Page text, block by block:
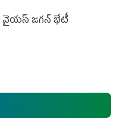
వైయస్ జగన్ భేటీ